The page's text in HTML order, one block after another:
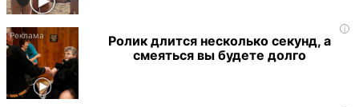
i
Ролик длится несколько секунд, а
смеяться вы будете долго